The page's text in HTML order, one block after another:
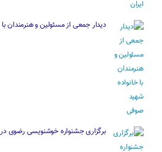
دیدار جمعی از مسئولین و هنرمندان
برگزاری جشنواره خوشنویسی رضوی در